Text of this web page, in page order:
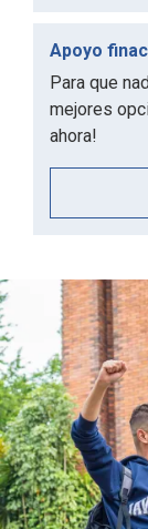
Apoyo
Para que
mejores
ahora!